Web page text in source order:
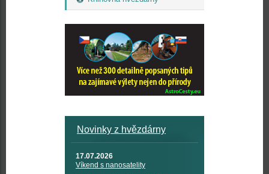
Novinky z hvězdárny
17.07.2026
Víkend s nanosatelity